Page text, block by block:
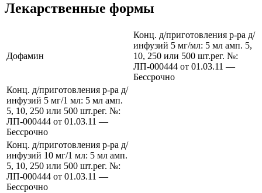
Лекарственные формы
Дофамин
Конц. д/приготовления р-ра д/
инфузий 5 мг/мл: 5 мл амп. 5,
10, 250 или 500 шт.рег. №:
ЛП-000444 от 01.03.11 —
Бессрочно
Конц. д/приготовления р-ра д/
инфузий 5 мг/1 мл: 5 мл амп.
5, 10, 250 или 500 шт.рег. №:
ЛП-000444 от 01.03.11 —
Бессрочно
Конц. д/приготовления р-ра д/
инфузий 10 мг/1 мл: 5 мл амп.
5, 10, 250 или 500 шт.рег. №:
ЛП-000444 от 01.03.11 —
Бессрочно